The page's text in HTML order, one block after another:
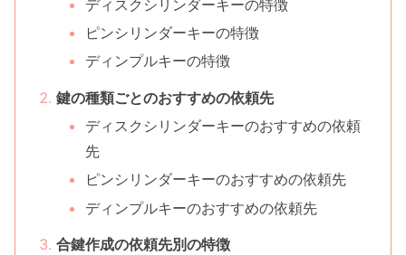
ディスクシリンダーキーの特徴
ピンシリンダーキーの特徴
ディンプルキーの特徴
鍵の種類ごとのおすすめの依頼先
ディスクシリンダーキーのおすすめの依頼
先
ピンシリンダーキーのおすすめの依頼先
ディンプルキーのおすすめの依頼先
合鍵作成の依頼先別の特徴